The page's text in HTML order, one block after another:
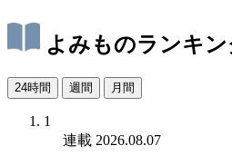
よみものランキ
24時間 週間 月間
1
連載 2026.08.07